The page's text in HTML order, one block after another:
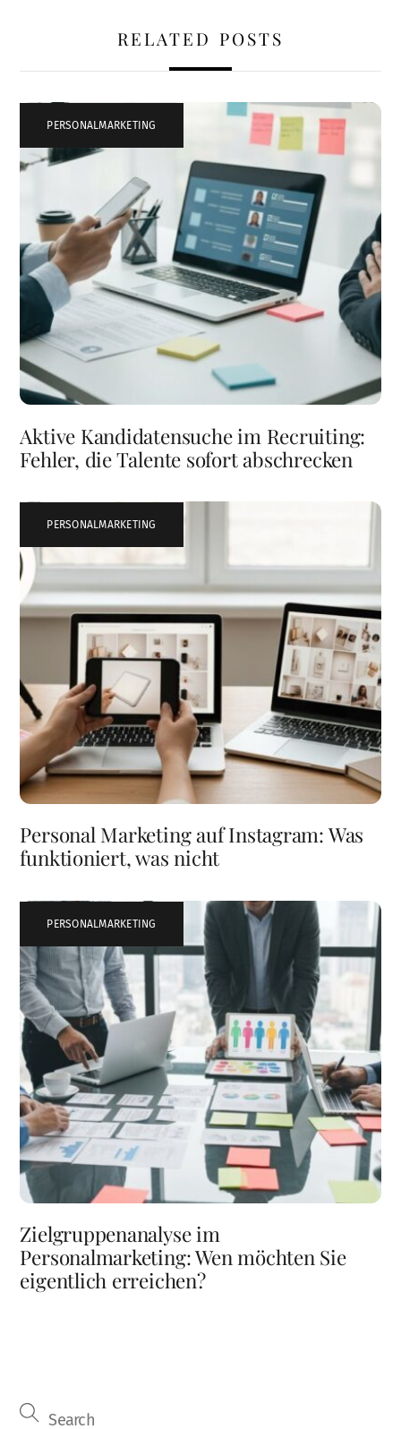
RELATED POSTS
PERSONALMARKETING
Aktive Kandidatensuche im Recruiting:
Fehler, die Talente sofort abschrecken
PERSONALMARKETING
Personal Marketing auf Instagram: Was
funktioniert, was nicht
PERSONALMARKETING
Zielgruppenanalyse im
Personalmarketing: Wen möchten Sie
eigentlich erreichen?